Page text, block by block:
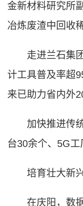
金新材料研究所
冶炼废渣中回收
走进兰石集团
计工具普及率超
来已助力省内外
加快推进传统
台30余个、5G工
培育壮大新
在庆阳，数据